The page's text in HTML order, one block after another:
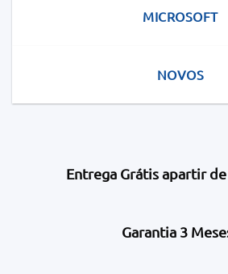
MICROSOFT
NOVOS
Entrega Grátis apartir de
Garantia 3